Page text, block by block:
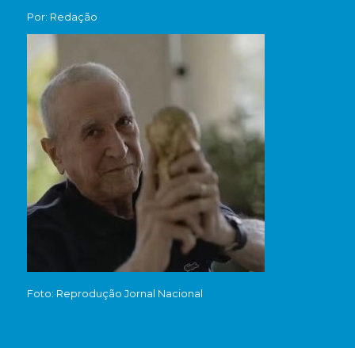
Por: Redação
Foto: Reprodução Jornal Nacional